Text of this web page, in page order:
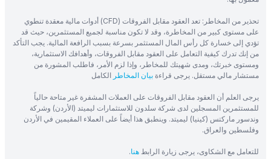
تحذير من المخاطر: تعد العقود مقابل الفروقات (CFD) أدوات مالية معقدة تنطوي
على مستوى كبير من المخاطرة، وقد لا تكون مناسبة لجميع المستثمرين، حيث قد
تؤدي إلى خسارة كل رأس المال المستثمر بسرعة بسبب الرافعة المالية. يجب التأكد
من إنك تدرك كيفية التعامل على العقود مقابل الفروقات، وأهدافك الاستثمارية،
ومستوى خبرتك، ومدى شهيتك للمخاطر، وإذا لزم الأمر، فاطلب المشورة من
مستشار مالي مستقل. يرجى قراءة بيان المخاطر الكامل
يرجى العلم أن العقود مقابل الفروقات على العملات المشفرة غير متاحة حالياً
للمستثمرين المسجلين لدى شركة سلدون للاستثمارات ليميتد (الأردن) وشركة
وندسور ماركتس (كينيا) ليميتد. وينطبق هذا أيضاً على العملاء المقيمين في الأردن
وفلسطين والعراق.
للتعامل مع الشكاوى، يرجى زيارة الرابط هنا.